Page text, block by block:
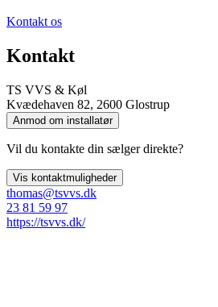
Kontakt os
Kontakt
TS VVS & Køl
Kvædehaven 82, 2600 Glostrup
Anmod om installatør
Vil du kontakte din sælger direkte?
Vis kontaktmuligheder
thomas@tsvvs.dk
23 81 59 97
https://tsvvs.dk/